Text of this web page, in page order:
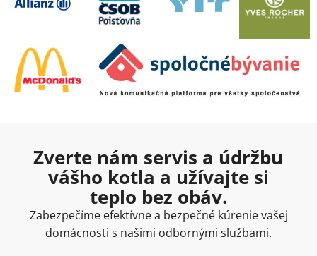
Zverte nám servis a údržbu
vášho kotla a užívajte si
teplo bez obáv.
Zabezpečíme efektívne a bezpečné kúrenie vašej
domácnosti s našimi odbornými službami.